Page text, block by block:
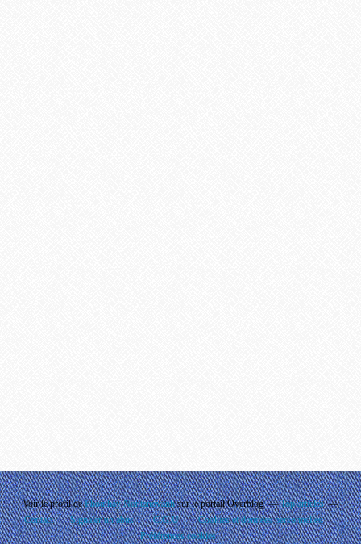
Voir le profil dePhouthay Nontanovanhsur le portail Overblog
Top articles
Contact
Signaler un abus C.G.U.
Cookies et données personnelles
Préférences cookies